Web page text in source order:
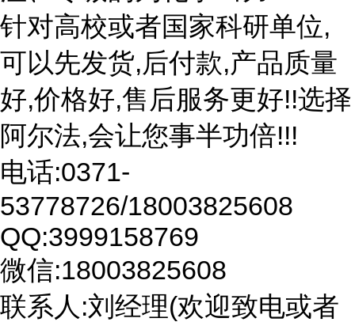
针对高校或者国家科研单位,
可以先发货,后付款,产品质量
好,价格好,售后服务更好!!选择
阿尔法,会让您事半功倍!!!
电话:0371-
53778726/18003825608
QQ:3999158769
微信:18003825608
联系人:刘经理(欢迎致电或者